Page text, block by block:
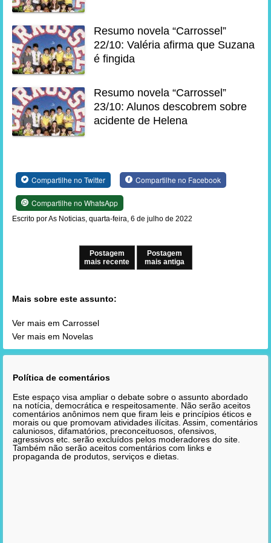
Resumo novela “Carrossel”
22/10: Valéria afirma que Suzana
é fingida
Resumo novela “Carrossel”
23/10: Alunos descobrem sobre
acidente de Helena
Compartilhe no Twitter Compartilhe no Facebook
Compartilhe no WhatsApp
Escrito por As Noticias, quarta-feira, 6 de julho de 2022
Postagem
mais recente
Postagem
mais antiga
Mais sobre este assunto:
Ver mais em Carrossel
Ver mais em Novelas
Política de comentários
Este espaço visa ampliar o debate sobre o assunto abordado
na notícia, democrática e respeitosamente. Não serão aceitos
comentários anônimos nem que firam leis e princípios éticos e
morais ou que promovam atividades ilícitas. Assim, comentários
caluniosos, difamatórios, preconceituosos, ofensivos,
agressivos etc. serão excluídos pelos moderadores do site.
Também não serão aceitos comentários com links e
propaganda de produtos, serviços e dietas.